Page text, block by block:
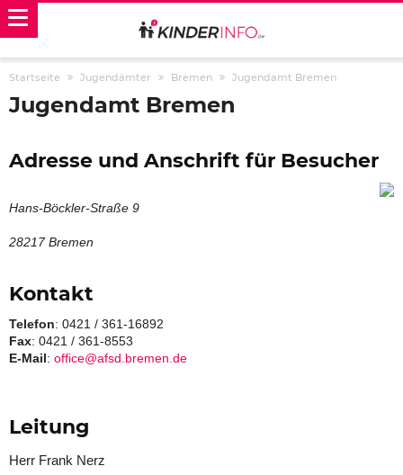
Startseite Jugendämter Bremen Jugendamt Bremen
Jugendamt Bremen
Adresse und Anschrift für Besucher
Hans-Böckler-Straße 9
28217 Bremen
Kontakt
Telefon: 0421 / 361-16892
Fax: 0421 / 361-8553
E-Mail: office@afsd.bremen.de
Leitung
Herr Frank Nerz